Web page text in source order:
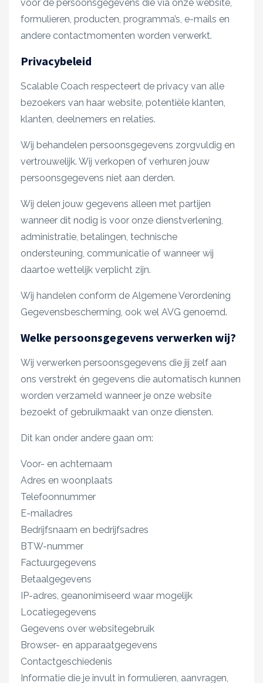
voor de persoonsgegevens die via onze website,
formulieren, producten, programma’s, e-mails en
andere contactmomenten worden verwerkt.
Privacybeleid
Scalable Coach respecteert de privacy van alle
bezoekers van haar website, potentiële klanten,
klanten, deelnemers en relaties.
Wij behandelen persoonsgegevens zorgvuldig en
vertrouwelijk. Wij verkopen of verhuren jouw
persoonsgegevens niet aan derden.
Wij delen jouw gegevens alleen met partijen
wanneer dit nodig is voor onze dienstverlening,
administratie, betalingen, technische
ondersteuning, communicatie of wanneer wij
daartoe wettelijk verplicht zijn.
Wij handelen conform de Algemene Verordening
Gegevensbescherming, ook wel AVG genoemd.
Welke persoonsgegevens verwerken wij?
Wij verwerken persoonsgegevens die jij zelf aan
ons verstrekt én gegevens die automatisch kunnen
worden verzameld wanneer je onze website
bezoekt of gebruikmaakt van onze diensten.
Dit kan onder andere gaan om:
Voor- en achternaam
Adres en woonplaats
Telefoonnummer
E-mailadres
Bedrijfsnaam en bedrijfsadres
BTW-nummer
Factuurgegevens
Betaalgegevens
IP-adres, geanonimiseerd waar mogelijk
Locatiegegevens
Gegevens over websitegebruik
Browser- en apparaatgegevens
Contactgeschiedenis
Informatie die je invult in formulieren, aanvragen,